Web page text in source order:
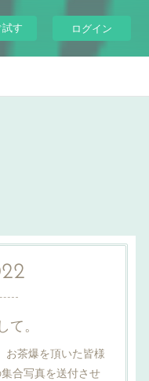
す ログイン
。
お茶爆を頂いた皆様
合写真を送付させ